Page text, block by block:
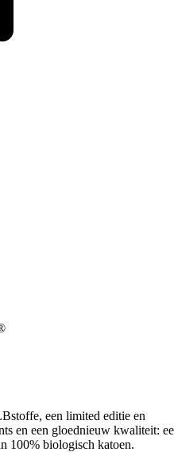
een limited editie en
en een gloednieuw kwaliteit:
100% biologisch katoen.